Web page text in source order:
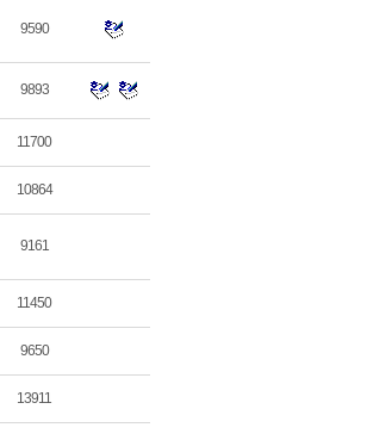
9590
9893
11700
10864
9161
11450
9650
13911